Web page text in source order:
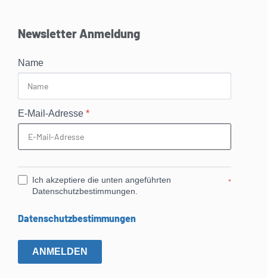
Newsletter Anmeldung
Name
E-Mail-Adresse *
Ich akzeptiere die unten angeführten
Datenschutzbestimmungen.
*
Datenschutzbestimmungen
ANMELDEN